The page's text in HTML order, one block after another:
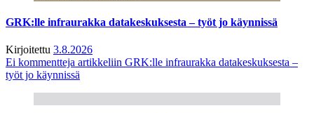
GRK:lle infraurakka datakeskuksesta – työt jo käynnissä
Kirjoitettu 3.8.2026
Ei kommentteja artikkeliin GRK:lle infraurakka datakeskuksesta –
työt jo käynnissä